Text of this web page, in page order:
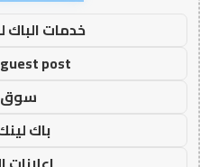
خدمات
guest post مقال ضيف
سوق
باك